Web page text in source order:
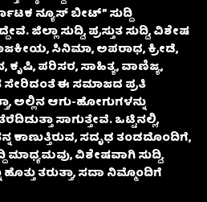
ನ್ಯೂಸ್ ಬೀಟ್” ಸುದ್ದಿ
ಜಿಲ್ಲಾ ಸುದ್ದಿ, ಪ್ರಸ್ತುತ ಸುದ್ದಿ, ವಿಶೇಷ
ಸಿನಿಮಾ, ಅಪರಾಧ, ಕ್ರೀಡೆ,
ಕೃಷಿ, ಪರಿಸರ, ಸಾಹಿತ್ಯ, ವಾಣಿಜ್ಯ,
ಸೇರಿದಂತೆ ಈ ಸಮಾಜದ ಪ್ರತಿ
ಅಲ್ಲಿನ ಆಗು-ಹೋಗುಗಳನ್ನು
ಸಾಗುತ್ತೇವೆ. ಒಟ್ಟಿನಲ್ಲಿ,
ಸದೃಢ ತಂಡದೊಂದಿಗೆ,
ಮಾಧ್ಯಮವು, ವಿಶೇಷವಾಗಿ ಸುದ್ದಿ,
ತರುತ್ತಾ, ಸದಾ ನಿಮ್ಮೊಂದಿಗೆ